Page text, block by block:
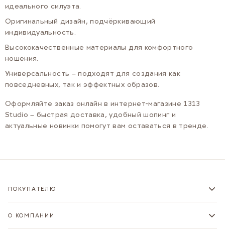
идеального силуэта.
Оригинальный дизайн, подчёркивающий
индивидуальность.
Высококачественные материалы для комфортного
ношения.
Универсальность – подходят для создания как
повседневных, так и эффектных образов.
Оформляйте заказ онлайн в интернет-магазине 1313
Studio – быстрая доставка, удобный шопинг и
актуальные новинки помогут вам оставаться в тренде.
ПОКУПАТЕЛЮ
О КОМПАНИИ